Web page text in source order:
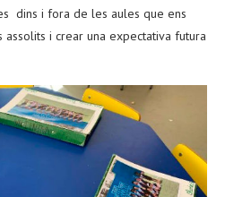
dins i fora de les aules que ens
i crear una expectativa futura